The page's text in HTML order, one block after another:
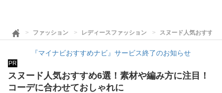
ファッション レディースファッション スヌード人気おすすめ
『マイナビおすすめナビ』サービス終了のお知らせ
PR
スヌード人気おすすめ6選！素材や編み方に注目！
コーデに合わせておしゃれに